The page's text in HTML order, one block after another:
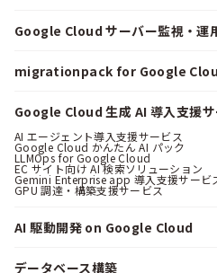
Google Cloud サーバー監視・運
migrationpack for Google
Google Cloud 生成 AI 導入支援サ
AI エージェント導入支援サービス
Google Cloud かんたん AI パック
LLMOps for Google Cloud
EC サイト向け AI 検索ソリューション
Gemini Enterprise app 導入支援サービ
GPU 調達・構築支援サービス
AI 駆動開発 on Google Cloud
データベース構築